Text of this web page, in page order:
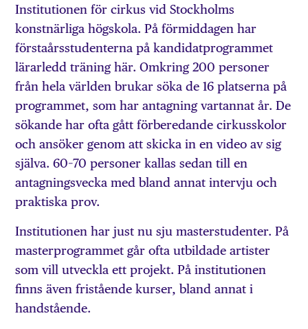
Institutionen för cirkus vid Stockholms
konstnärliga högskola. På förmiddagen har
förstaårsstudenterna på kandidatprogrammet
lärarledd träning här. Omkring 200 personer
från hela världen brukar söka de 16 platserna på
programmet, som har antagning vartannat år. De
sökande har ofta gått förberedande cirkusskolor
och ansöker genom att skicka in en video av sig
själva. 60–70 personer kallas sedan till en
antagningsvecka med bland annat intervju och
praktiska prov.
Institutionen har just nu sju masterstudenter. På
masterprogrammet går ofta utbildade artister
som vill utveckla ett projekt. På institutionen
finns även fristående kurser, bland annat i
handstående.